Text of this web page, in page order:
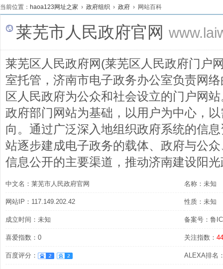
当前位置： haoa123网址之家 › 政府组织 › 政府 › 网站百科
莱芜市人民政府官网
莱芜区人民政府网(莱芜区人民政府门户
室托管，济南市电子政务办公室负责网
区人民政府为公众和社会设立的门户网
政府部门网站为基础，以用户为中心，
向。通过广泛深入地组织政府系统的信
站逐步建成电子政务的载体、政府与公
信息公开的主要渠道，推动济南建设阳
中文名：莱芜市人民政府官网 名称：未知
网站IP：117.149.202.42 性质：未知
成立时间：未知 备案号：鲁
喜爱指数：0 关注指数：
百度评分： ALEXA排名